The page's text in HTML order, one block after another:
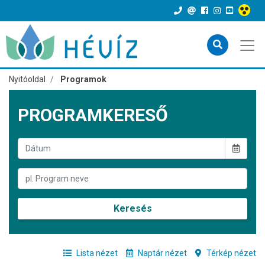
Nyitóoldal Programok
PROGRAMKERESŐ
Keresés
Lista nézet Naptár nézet Térkép nézet